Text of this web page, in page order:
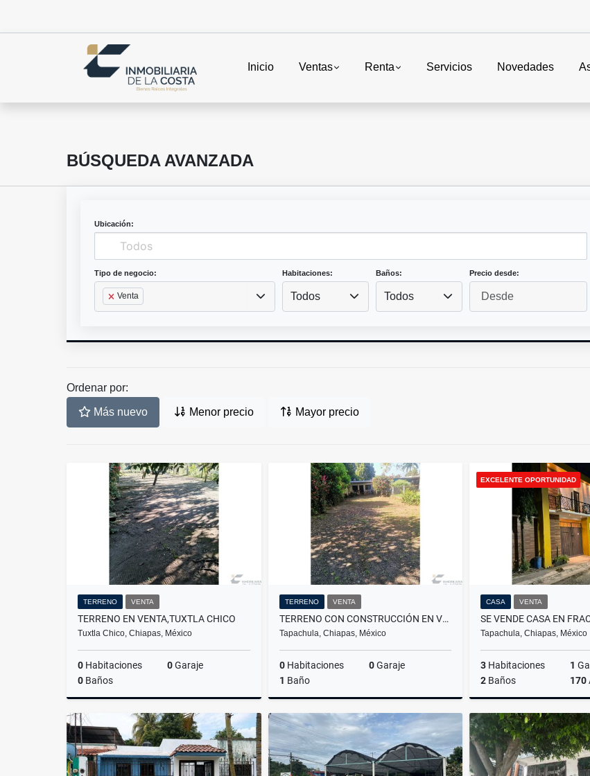
Inicio Ventas Renta Servicios Novedades
BÚSQUEDA AVANZADA
Ubicación:
Tipo de negocio:
Venta
Habitaciones:
Todos
Baños:
Todos
Precio desde:
Ordenar por:
Más nuevo Menor precio Mayor precio
TERRENO VENTA
TERRENO EN VENTA,TUXTLA CHICO
Tuxtla Chico, Chiapas, México
0 Habitaciones 0Garaje
0 Baños
Venta
$700,000
TERRENO VENTA
TERRENO CON CONSTRUCCIÓN EN VENTA
Tapachula, Chiapas, México
0Habitaciones 0Garaje
1 Baño
Venta
$700,000
EXCELENTE OPORTUNIDAD
CASA VENTA
Tapachula, Chiapas, México
3 Habitaciones 1
2 Baños 170